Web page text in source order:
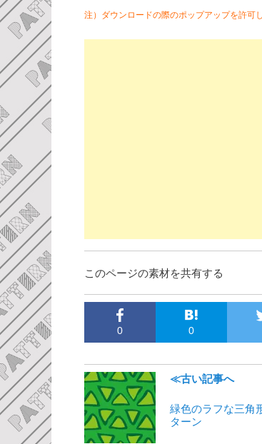
注）ダウンロードの際のポップアップを許可
このページの素材を共有する
0 0
≪古い記事へ
緑色のラフな三角
ターン